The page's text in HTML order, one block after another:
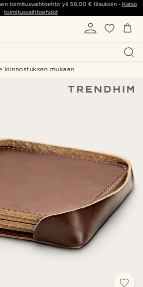
toimitusvaihtoehto yli 59,00 €tilauksiin - Katso
toimitusvaihtoehdot
kiinnostuksen mukaan